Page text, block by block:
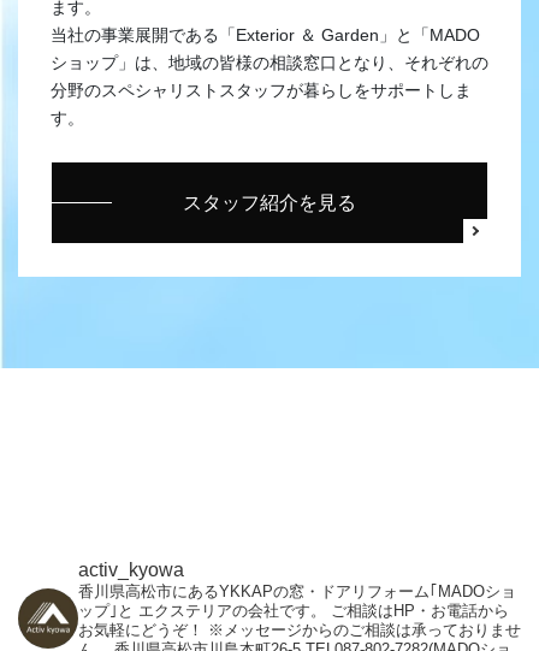
ます。
当社の事業展開である「Exterior ＆ Garden」と「MADO
ショップ」は、地域の皆様の相談窓口となり、それぞれの
分野のスペシャリストスタッフが暮らしをサポートしま
す。
スタッフ紹介を見る
activ_kyowa
香川県高松市にあるYKKAPの窓・ドアリフォーム｢MADOショ
ップ｣と エクステリアの会社です。
ご相談はHP・お電話から
お気軽にどうぞ！
※メッセージからのご相談は承っておりませ